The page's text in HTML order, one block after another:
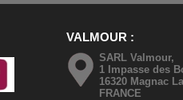
VALMOUR
SARL Valmour,
1 Impasse des
16320 Magnac
FRANCE